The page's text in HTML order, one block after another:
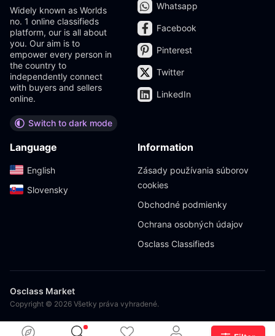
Widely known as Worlds
no. 1 online classifieds
platform, our is all about
you. Our aim is to
empower every person in
the country to
independently connect
with buyers and sellers
online.
Switch to dark mode
Whatsapp
Facebook
Pinterest
Twitter
LinkedIn
Language
English‎
Slovensky‎
Information
Zásady používania súborov
cookies
Obchodné podmienky
Ochrana osobných údajov
Osclass Classifieds
Osclass Market
Copyright © 2026 Všetky práva vyhradené.